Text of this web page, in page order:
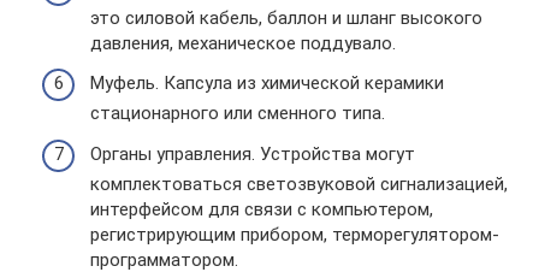
это силовой кабель, баллон и шланг высокого
давления, механическое поддувало.
Муфель. Капсула из химической керамики
стационарного или сменного типа.
Органы управления. Устройства могут
комплектоваться светозвуковой сигнализацией,
интерфейсом для связи с компьютером,
регистрирующим прибором, терморегулятором-
программатором.